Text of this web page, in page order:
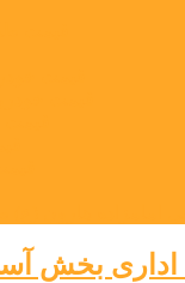
بخش